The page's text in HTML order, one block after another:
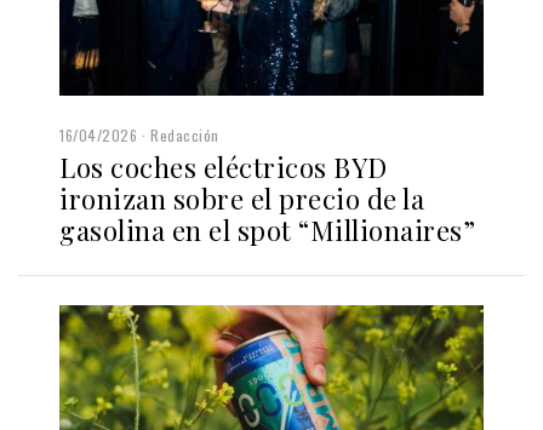
16/04/2026 Redacción
Los coches eléctricos BYD
ironizan sobre el precio de la
gasolina en el spot “Millionaires”